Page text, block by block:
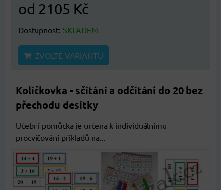
od 2105 Kč
Dostupnost: SKLADEM
ZVOLTE VARIANTU
Kolíčkovka - sčítání a odčítání do 20 bez
přechodu desítky
Učební pomůcka je určena k individuálnímu
procvičování příkladů na...